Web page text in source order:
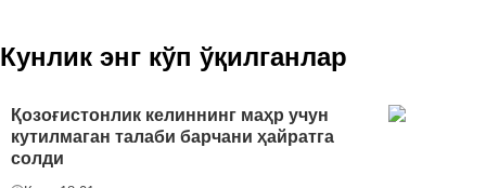
Кунлик энг кўп ўқилганлар
Қозоғистонлик келиннинг маҳр учун
кутилмаган талаби барчани ҳайратга
солди